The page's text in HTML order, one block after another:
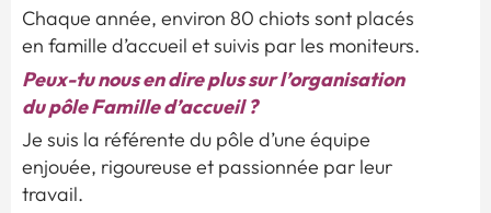
Chaque année, environ 80 chiots sont placés
en famille d’accueil et suivis par les moniteurs.
Peux-tu nous en dire plus sur l’organisation
du pôle Famille d’accueil ?
Je suis la référente du pôle d’une équipe
enjouée, rigoureuse et passionnée par leur
travail.